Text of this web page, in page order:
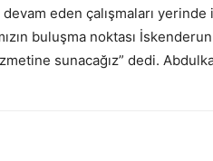
eden çalışmaları
buluşma noktası
sunacağız” dedi.